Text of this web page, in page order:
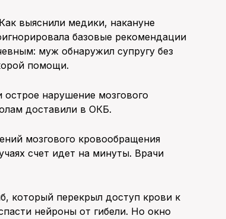
выяснили медики, накануне
базовые рекомендации
муж обнаружил супругу без
помощи.
нарушение мозгового
доставили в ОКБ.
мозгового кровообращения
счет идет на минуты. Врачи
который перекрыл доступ крови к
нейроны от гибели. Но окно